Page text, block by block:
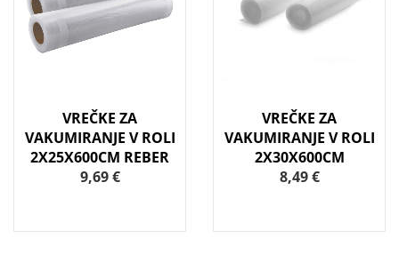
VREČKE ZA
VAKUMIRANJE V ROLI
2X25X600CM REBER
9,69 €
VREČKE ZA
VAKUMIRANJE V ROLI
2X30X600CM
8,49 €